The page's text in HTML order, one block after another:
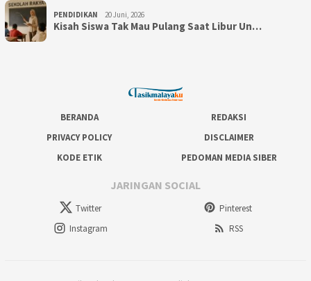
PENDIDIKAN 20 Juni, 2026
Kisah Siswa Tak Mau Pulang Saat Libur Un…
BERANDA
REDAKSI
PRIVACY POLICY
DISCLAIMER
KODE ETIK
PEDOMAN MEDIA SIBER
JARINGAN SOCIAL
Twitter
Pinterest
Instagram
RSS